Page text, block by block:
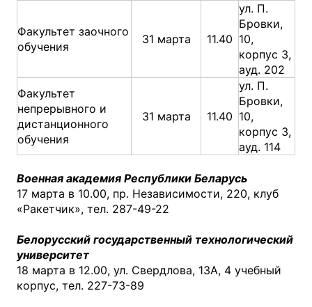
Факультет заочного
обучения
31 марта 11.40
ул. П.
Бровки,
10,
корпус 3,
ауд. 202
Факультет
непрерывного и
дистанционного
обучения
31 марта 11.40
ул. П.
Бровки,
10,
корпус 3,
ауд. 114
Военная академия Республики Беларусь
17 марта в 10.00, пр. Независимости, 220, клуб
«Ракетчик», тел. 287-49-22
Белорусский государственный технологический
университет
18 марта в 12.00, ул. Свердлова, 13А, 4 учебный
корпус, тел. 227-73-89